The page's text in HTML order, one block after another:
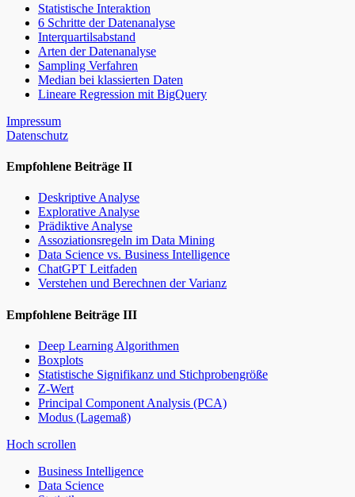
Statistische Interaktion
6 Schritte der Datenanalyse
Interquartilsabstand
Arten der Datenanalyse
Sampling Verfahren
Median bei klassierten Daten
Lineare Regression mit BigQuery
Impressum
Datenschutz
Empfohlene Beiträge II
Deskriptive Analyse
Explorative Analyse
Prädiktive Analyse
Assoziationsregeln im Data Mining
Data Science vs. Business Intelligence
ChatGPT Leitfaden
Verstehen und Berechnen der Varianz
Empfohlene Beiträge III
Deep Learning Algorithmen
Boxplots
Statistische Signifikanz und Stichprobengröße
Z-Wert
Principal Component Analysis (PCA)
Modus (Lagemaß)
Hoch scrollen
Business Intelligence
Data Science